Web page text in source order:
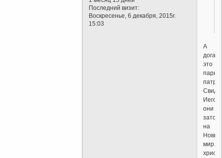
Последний визит:
Воскресенье, 6 декабря, 2015г.
15:03
А
это
они
на
Новый